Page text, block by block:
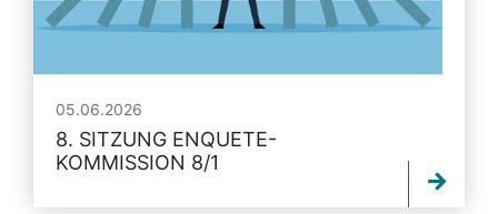
05.06.2026
8. SITZUNG ENQUETE-
KOMMISSION 8/1